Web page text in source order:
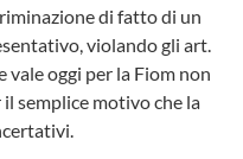
di fatto di un
violando gli art.
vale oggi per la Fiom non
semplice motivo che la